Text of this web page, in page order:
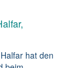
hat den